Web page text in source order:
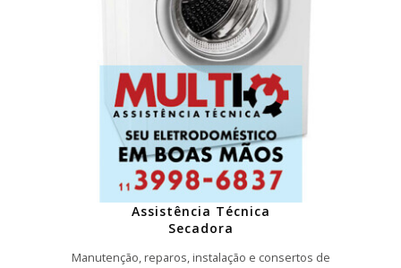
Assistência Técnica
Secadora
Manutenção, reparos, instalação e consertos de